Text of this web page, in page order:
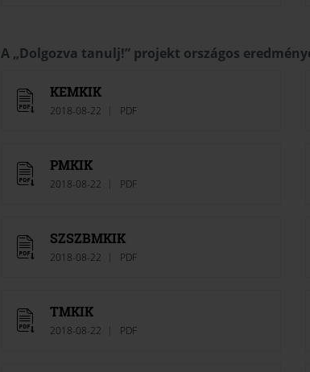
A „Dolgozva tanulj!” projekt országos
KEMKIK
2018-08-22 PDF
PMKIK
2018-08-22 PDF
SZSZBMKIK
2018-08-22 PDF
TMKIK
2018-08-22 PDF